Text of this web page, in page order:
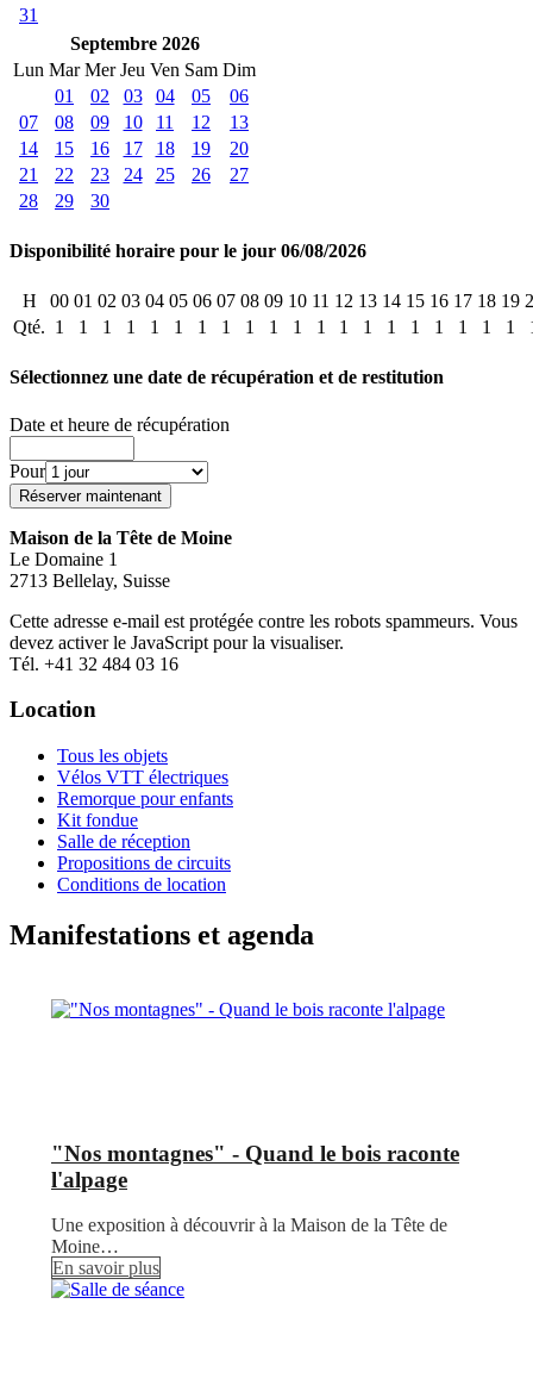
31
Septembre 2026
Lun Mar Mer Jeu Ven Sam Dim
01
02 03 04 05
06
07
08 09 10 11 12
13
14
15 16 17 18 19
20
21
22 23 24 25 26
27
28
29 30
Disponibilité horaire pour le jour 06/08/2026
H 00 01 02 03 04 05 06 07 08 09 10 11 12 13 14 15 16 17 18 19
Qté. 1 1 1 1 1 1 1 1 1 1 1 1 1 1 1 1 1 1 1 1
Sélectionnez une date de récupération et de restitution
Date et heure de récupération
Pour
Maison de la Tête de Moine
Le Domaine 1
2713 Bellelay, Suisse
Cette adresse e-mail est protégée contre les robots spammeurs. Vous
devez activer le JavaScript pour la visualiser.
Tél. +41 32 484 03 16
Location
Tous les objets
Vélos VTT électriques
Remorque pour enfants
Kit fondue
Salle de réception
Propositions de circuits
Conditions de location
Manifestations et agenda
"Nos montagnes" - Quand le bois raconte
l'alpage
Une exposition à découvrir à la Maison de la Tête de
Moine…
En savoir plus